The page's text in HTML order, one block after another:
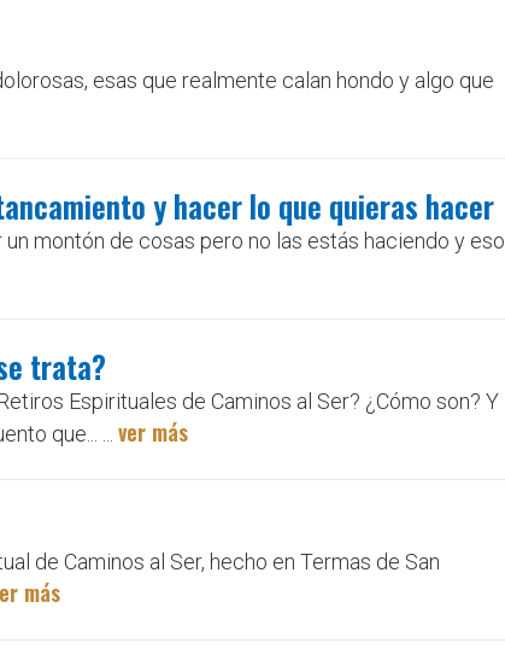
esas que realmente calan hondo y algo que
y hacer lo que quieras hacer
montón de cosas pero no las estás haciendo y eso
trata?
Espirituales de Caminos al Ser? ¿Cómo son? Y
que... ... ver más
de Caminos al Ser, hecho en Termas de San
más